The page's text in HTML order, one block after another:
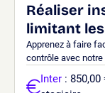
Réaliser
limitant
Apprenez à faire
contrôle avec
Inter :